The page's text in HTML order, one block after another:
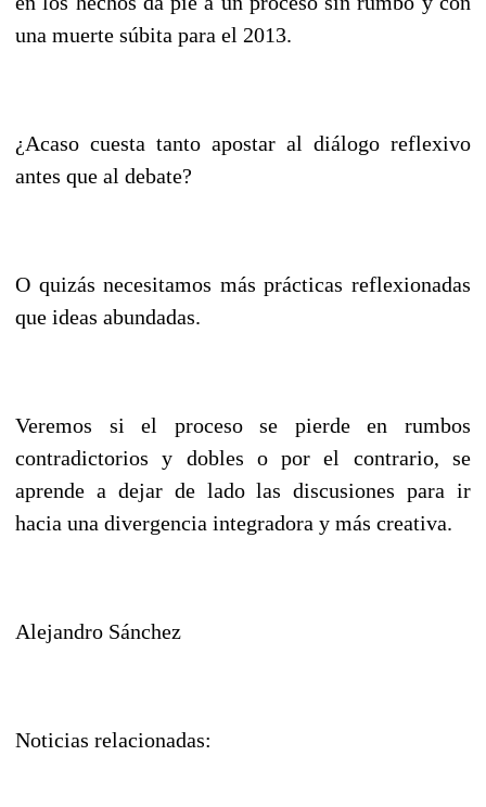
una muerte súbita para el 2013.
¿Acaso cuesta tanto apostar al diálogo reflexivo
antes que al debate?
O quizás necesitamos más prácticas reflexionadas
que ideas abundadas.
Veremos si el proceso se pierde en rumbos
contradictorios y dobles o por el contrario, se
aprende a dejar de lado las discusiones para ir
hacia una divergencia integradora y más creativa.
Alejandro Sánchez
Noticias relacionadas: